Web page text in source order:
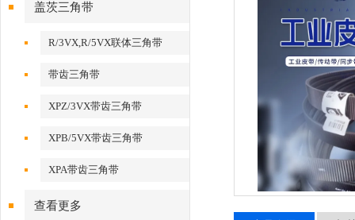
盖茨三角带
R/3VX,R/5VX联体三角带
带齿三角带
XPZ/3VX带齿三角带
XPB/5VX带齿三角带
XPA带齿三角带
查看更多